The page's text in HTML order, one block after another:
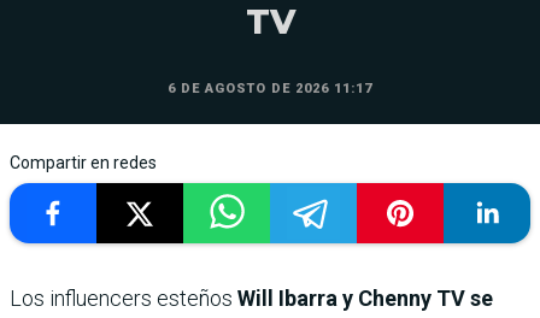
TV
6 DE AGOSTO DE 2026 11:17
Compartir en redes
Los influencers esteños Will Ibarra y Chenny TV se